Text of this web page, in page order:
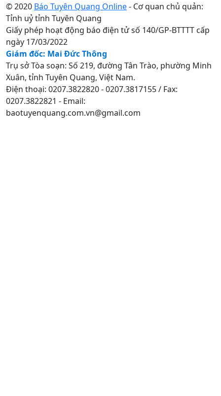
© 2020 Báo Tuyên Quang Online- Cơ quan chủ quản:
Tỉnh uỷ tỉnh Tuyên Quang
Giấy phép hoạt động báo điện tử số 140/GP-BTTTT cấp
ngày 17/03/2022
Giám đốc: Mai Đức Thông
Trụ sở Tòa soạn: Số 219, đường Tân Trào, phường Minh
Xuân, tỉnh Tuyên Quang, Việt Nam.
Điện thoại: 0207.3822820 - 0207.3817155 / Fax:
0207.3822821 - Email:
baotuyenquang.com.vn@gmail.com